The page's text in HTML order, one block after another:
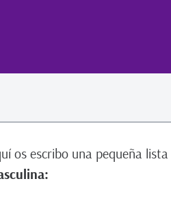
os escribo una pequeña